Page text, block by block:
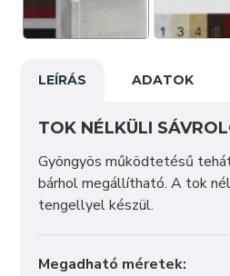
LEÍRÁS ADATOK
TOK NÉLKÜLI
Gyöngyös működtetésű
bárhol megállítható. A tok
tengellyel készül.
Megadható méretek: